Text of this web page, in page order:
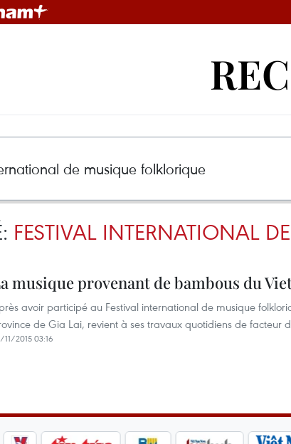
FESTIVAL INTERNATIONAL
musique provenant de bambous du
avoir participé au Festival international de musique
de Gia Lai, revient à ses travaux quotidiens de facteur
11/2015 03:16